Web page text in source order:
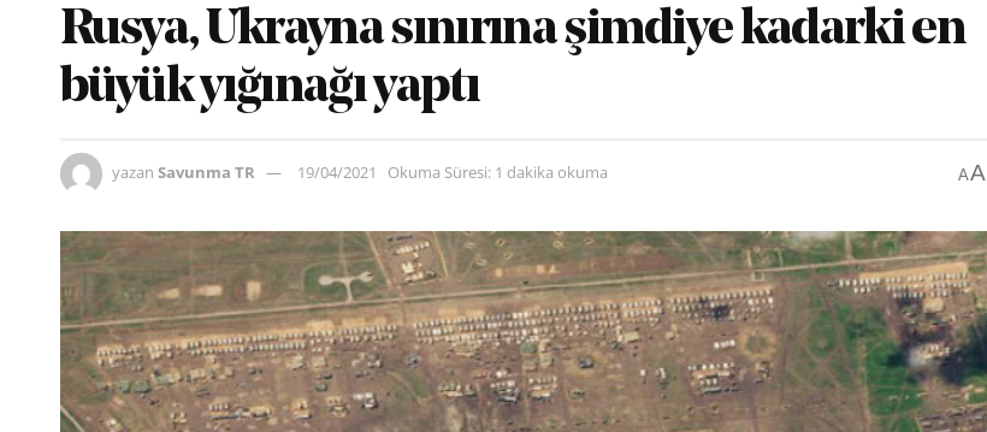
Rusya, Ukrayna sınırına şimdiye kadarki en
büyük yığınağı yaptı
yazan Savunma TR 19/04/2021 Okuma Süresi: 1 dakika okuma AA